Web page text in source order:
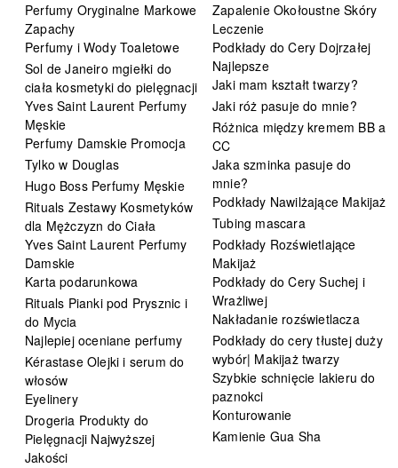
Perfumy Oryginalne Markowe
Zapachy
Perfumy i Wody Toaletowe
Sol de Janeiro mgiełki do
ciała kosmetyki do pielęgnacji
Yves Saint Laurent Perfumy
Męskie
Perfumy Damskie Promocja
Tylko w Douglas
Hugo Boss Perfumy Męskie
Rituals Zestawy Kosmetyków
dla Mężczyzn do Ciała
Yves Saint Laurent Perfumy
Damskie
Karta podarunkowa
Rituals Pianki pod Prysznic i
do Mycia
Najlepiej oceniane perfumy
Kérastase Olejki i serum do
włosów
Eyelinery
Drogeria Produkty do
Pielęgnacji Najwyższej
Jakości
Zapalenie Okołoustne Skóry
Leczenie
Podkłady do Cery Dojrzałej
Najlepsze
Jaki mam kształt twarzy?
Jaki róż pasuje do mnie?
Różnica między kremem BB a
CC
Jaka szminka pasuje do
mnie?
Podkłady Nawilżające Makijaż
Tubing mascara
Podkłady Rozświetlające
Makijaż
Podkłady do Cery Suchej i
Wrażliwej
Nakładanie rozświetlacza
Podkłady do cery tłustej duży
wybór| Makijaż twarzy
Szybkie schnięcie lakieru do
paznokci
Konturowanie
Kamienie Gua Sha